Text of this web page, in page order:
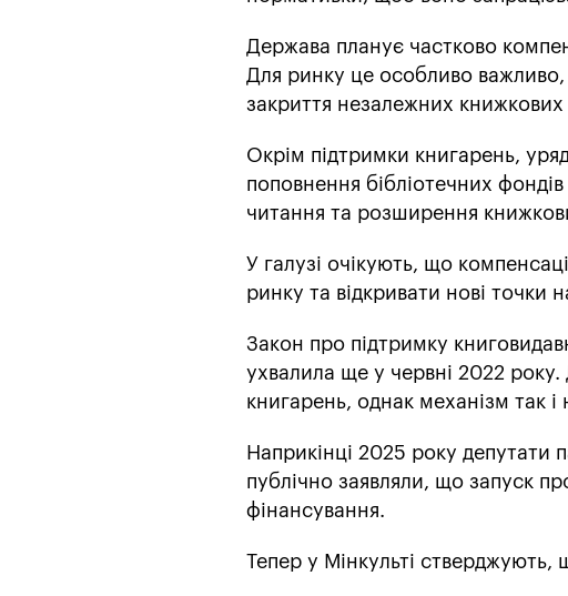
Держава планує частково
Для ринку це особливо
закриття незалежних
Окрім підтримки книгарень,
поповнення бібліотечних
читання та розширення
У галузі очікують, що
ринку та відкривати нові точки
Закон про підтримку
ухвалила ще у червні 2022
книгарень, однак механізм так і
Наприкінці 2025 року депутати
публічно заявляли, що запуск
фінансування.
Тепер у Мінкульті